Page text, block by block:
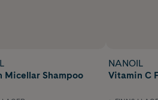
Micellar Shampoo
NANOIL
Vitamin C